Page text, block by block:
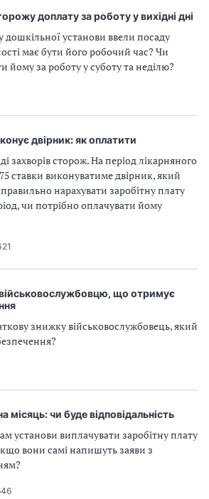
доплату за роботу у вихідні дні
установи ввели посаду
має бути його робочий час? Чи
йому за роботу у суботу та неділю?
двірник: як оплатити
захворів сторож. На період лікарняного
ставки виконуватиме двірник, який
нарахувати заробітну плату
чи потрібно оплачувати йому
що отримує
знижку військовослужбовець, який
місяць: чи буде відповідальність
установи виплачувати заробітну плату
вони самі напишуть заяви з